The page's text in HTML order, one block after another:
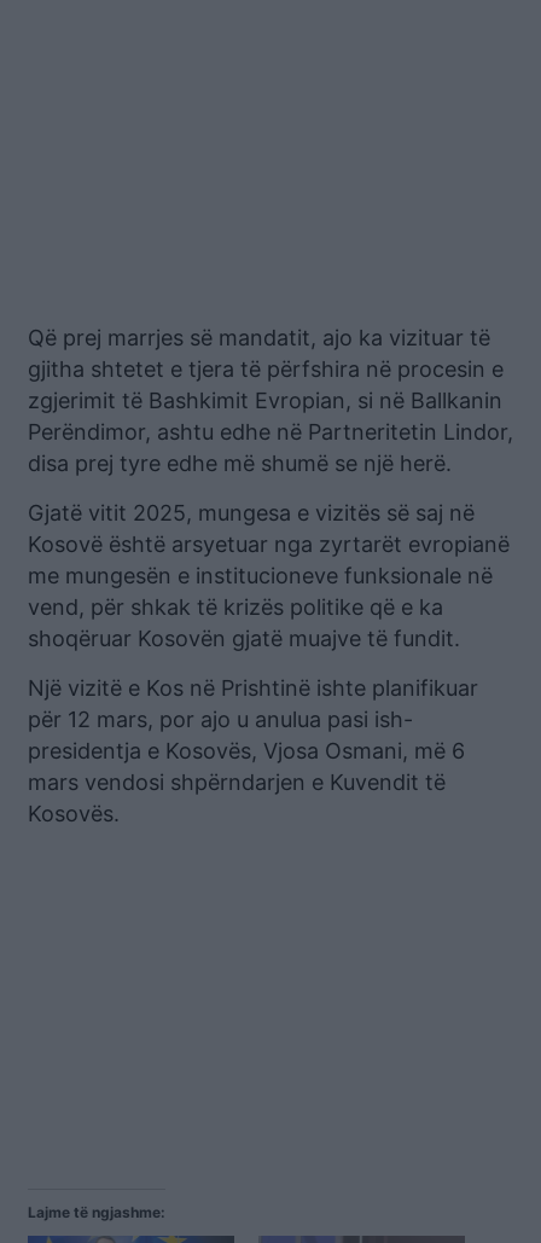
Që prej marrjes së mandatit, ajo ka vizituar të
gjitha shtetet e tjera të përfshira në procesin e
zgjerimit të Bashkimit Evropian, si në Ballkanin
Perëndimor, ashtu edhe në Partneritetin Lindor,
disa prej tyre edhe më shumë se një herë.
Gjatë vitit 2025, mungesa e vizitës së saj në
Kosovë është arsyetuar nga zyrtarët evropianë
me mungesën e institucioneve funksionale në
vend, për shkak të krizës politike që e ka
shoqëruar Kosovën gjatë muajve të fundit.
Një vizitë e Kos në Prishtinë ishte planifikuar
për 12 mars, por ajo u anulua pasi ish-
presidentja e Kosovës, Vjosa Osmani, më 6
mars vendosi shpërndarjen e Kuvendit të
Kosovës.
Lajme të ngjashme: